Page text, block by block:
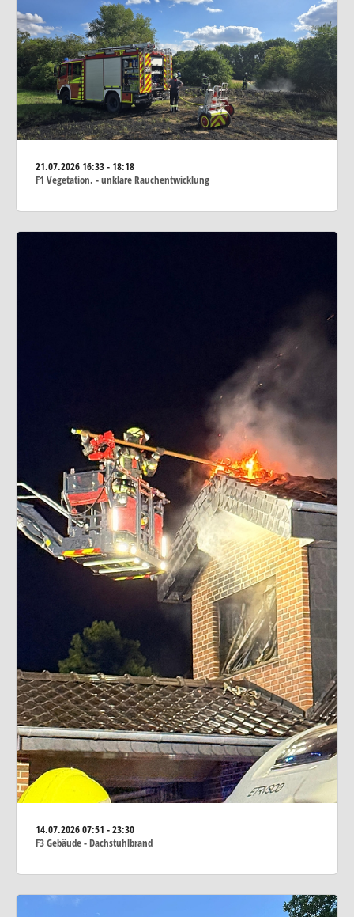
21.07.202616:33 - 18:18
F1 Vegetation. - unklare Rauchentwicklung
14.07.202607:51 - 23:30
F3 Gebäude - Dachstuhlbrand